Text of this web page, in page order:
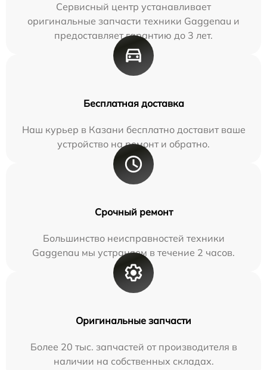
Сервисный центр устанавливает
оригинальные запчасти техники Gaggenau и
предоставляет гарантию до 3 лет.
Бесплатная доставка
Наш курьер в Казани бесплатно доставит ваше
устройство на ремонт и обратно.
Срочный ремонт
Большинство неисправностей техники
Gaggenau мы устраняем в течение 2 часов.
Оригинальные запчасти
Более 20 тыс. запчастей от производителя в
наличии на собственных складах.